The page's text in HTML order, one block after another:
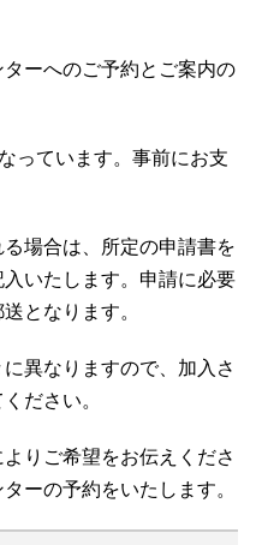
ーへのご予約とご案内の
っています。事前にお支
場合は、所定の申請書を
いたします。申請に必要
となります。
異なりますので、加入さ
ださい。
りご希望をお伝えくださ
ーの予約をいたします。